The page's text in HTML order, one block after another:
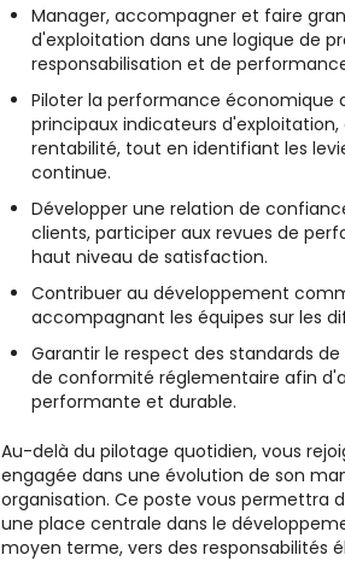
Manager, accompagner et faire
d'exploitation dans une logique de
responsabilisation et de
Piloter la performance économique
principaux indicateurs
rentabilité, tout en identifiant les
continue.
Développer une relation de
clients, participer aux revues de
haut niveau de satisfaction.
Contribuer au développement
accompagnant les équipes sur les
Garantir le respect des standards
de conformité réglementaire afin
performante et durable.
Au-delà du pilotage quotidien, vous
engagée dans une évolution de son
organisation. Ce poste vous permettra
une place centrale dans le
moyen terme, vers des responsabilités